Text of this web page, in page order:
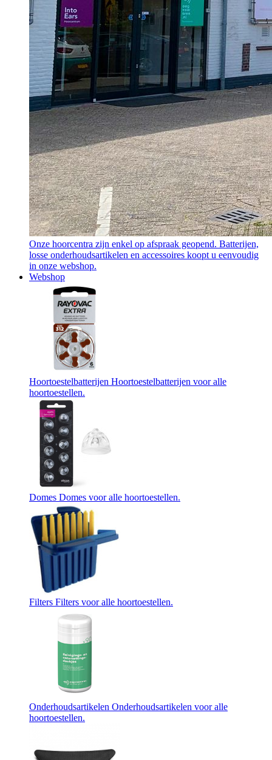
Onze hoorcentra zijn enkel op afspraak geopend. Batterijen,
losse onderhoudsartikelen en accessoires koopt u eenvoudig
in onze webshop.
Webshop
Hoortoestelbatterijen Hoortoestelbatterijen voor alle
hoortoestellen.
Domes Domes voor alle hoortoestellen.
Filters Filters voor alle hoortoestellen.
Onderhoudsartikelen Onderhoudsartikelen voor alle
hoortoestellen.